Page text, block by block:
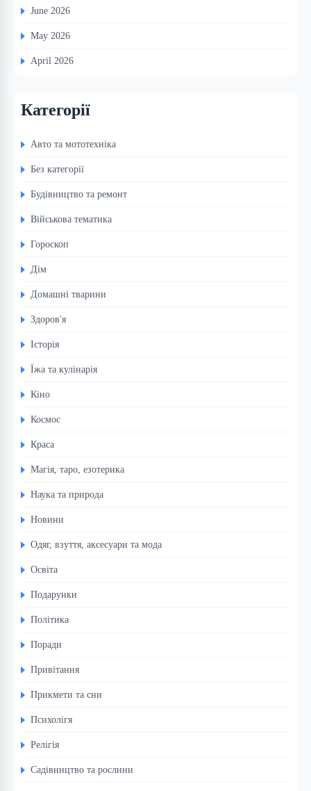
June 2026
May 2026
April 2026
Категорії
Авто та мототехніка
Без категорії
Будівництво та ремонт
Військова тематика
Гороскоп
Дім
Домашні тварини
Здоров'я
Історія
Їжа та кулінарія
Кіно
Космос
Краса
Магія, таро, езотерика
Наука та природа
Новини
Одяг, взуття, аксесуари та мода
Освіта
Подарунки
Політика
Поради
Привітання
Прикмети та сни
Психолігя
Релігія
Садівництво та рослини